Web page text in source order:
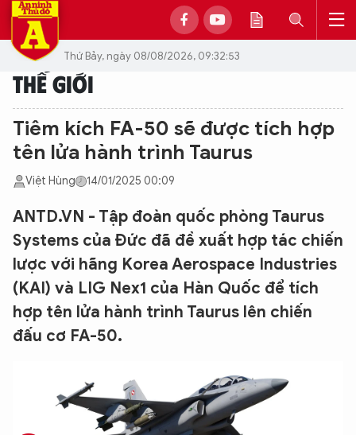
Thứ Bảy, ngày 08/08/2026, 09:32:53
THẾ GIỚI
Tiêm kích FA-50 sẽ được tích hợp
tên lửa hành trình Taurus
Việt Hùng 14/01/2025 00:09
ANTD.VN - Tập đoàn quốc phòng Taurus
Systems của Đức đã đề xuất hợp tác chiến
lược với hãng Korea Aerospace Industries
(KAI) và LIG Nex1 của Hàn Quốc để tích
hợp tên lửa hành trình Taurus lên chiến
đấu cơ FA-50.